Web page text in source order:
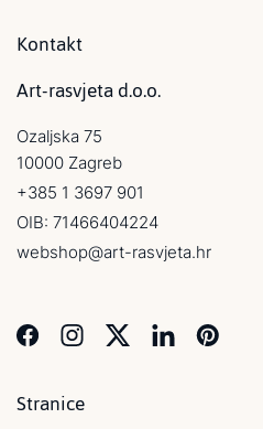
Kontakt
Art-rasvjeta d.o.o.
Ozaljska 75
10000 Zagreb
+385 1 3697 901
OIB: 71466404224
webshop@art-rasvjeta.hr
Stranice